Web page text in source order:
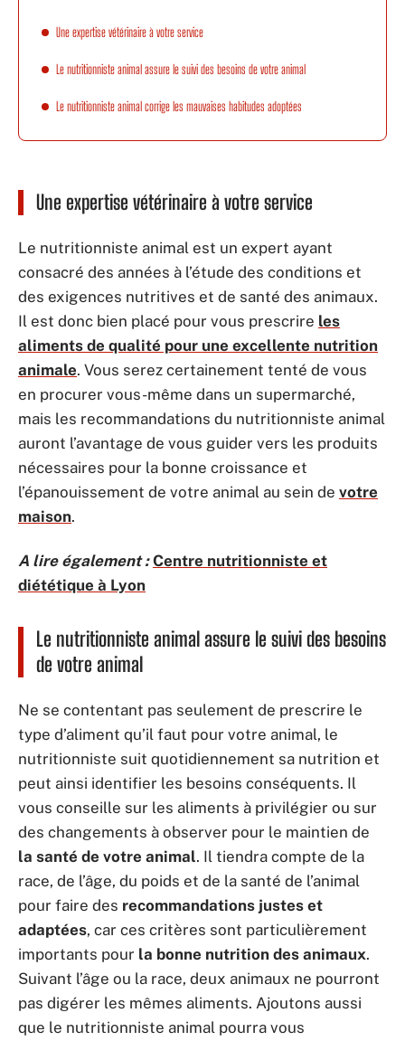
Une expertise vétérinaire à votre service
Le nutritionniste animal assure le suivi des besoins de votre animal
Le nutritionniste animal corrige les mauvaises habitudes adoptées
Une expertise vétérinaire à votre service
Le nutritionniste animal est un expert ayant
consacré des années à l’étude des conditions et
des exigences nutritives et de santé des animaux.
Il est donc bien placé pour vous prescrire les
aliments de qualité pour une excellente nutrition
animale. Vous serez certainement tenté de vous
en procurer vous-même dans un supermarché,
mais les recommandations du nutritionniste animal
auront l’avantage de vous guider vers les produits
nécessaires pour la bonne croissance et
l’épanouissement de votre animal au sein de votre
maison.
A lire également : Centre nutritionniste et
diététique à Lyon
Le nutritionniste animal assure le suivi des besoins
de votre animal
Ne se contentant pas seulement de prescrire le
type d’aliment qu’il faut pour votre animal, le
nutritionniste suit quotidiennement sa nutrition et
peut ainsi identifier les besoins conséquents. Il
vous conseille sur les aliments à privilégier ou sur
des changements à observer pour le maintien de
la santé de votre animal. Il tiendra compte de la
race, de l’âge, du poids et de la santé de l’animal
pour faire des recommandations justes et
adaptées, car ces critères sont particulièrement
importants pour la bonne nutrition des animaux.
Suivant l’âge ou la race, deux animaux ne pourront
pas digérer les mêmes aliments. Ajoutons aussi
que le nutritionniste animal pourra vous